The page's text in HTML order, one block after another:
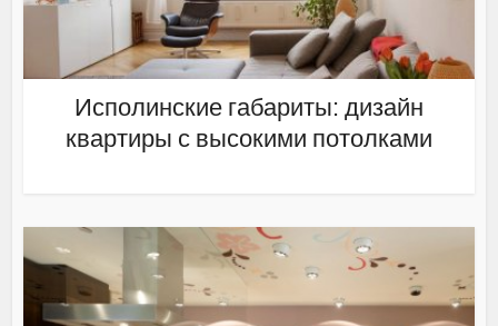
Исполинские габариты: дизайн
квартиры с высокими потолками